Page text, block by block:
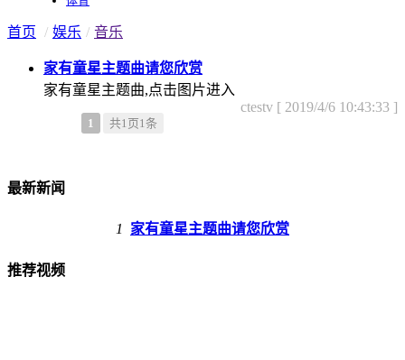
首页 / 娱乐 / 音乐
家有童星主题曲请您欣赏
家有童星主题曲,点击图片进入
ctestv [ 2019/4/6 10:43:33 ]
1 共1页1条
最新新闻
1 家有童星主题曲请您欣赏
推荐视频